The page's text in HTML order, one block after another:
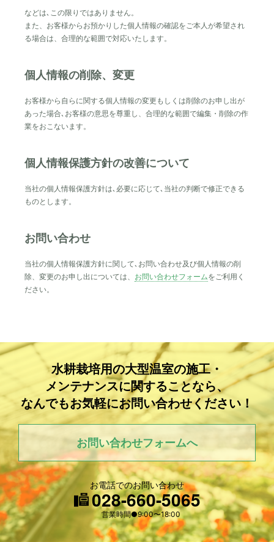
などは､この限りではありません。
また、お客様からお預かりした個人情報の確認をご本人が希望され
る場合は、合理的な範囲で対応いたします。
個人情報の削除、変更
お客様から自らに関する個人情報の変更もしくは削除のお申し出が
あった場合､お客様の意思を尊重し、合理的な範囲で編集・削除の作
業をおこないます。
個人情報保護方針の改善について
当社の個人情報保護方針は､必要に応じて､当社の判断で修正できる
ものとします。
お問い合わせ
当社の個人情報保護方針に関して､お問い合わせ及び個人情報の削
除、変更のお申し出については、 お問い合わせフォームをご利用く
ださい。
水耕栽培用の大型温室の施工・
メンテナンスに関することなら、
なんでもお気軽にお問い合わせください！
お問い合わせフォームへ
お電話でのお問い合わせ
028-660-5065
営業時間●9:00〜18:00